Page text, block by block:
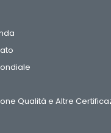
Qualità e Altre